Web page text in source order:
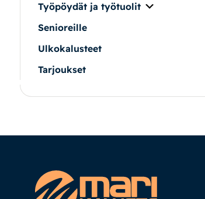
Työpöydät ja työtuolit
Senioreille
Ulkokalusteet
Tarjoukset